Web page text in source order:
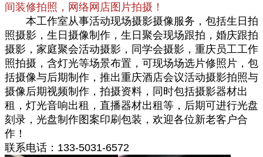
间装修拍照，网络网店图片拍摄！
本工作室从事活动现场摄影摄像服务，包括生日拍​‌‌
照摄影，生日摄像制作，生日聚会现场跟拍，婚庆跟拍
摄影，家庭聚会活动摄影，同学会摄影，重庆员工工作
照拍摄，含灯光等场景布置，可现场场选片修照片，包
括摄像与后期制作，推出重庆酒店会议活动摄影拍照与
摄像后期视频制作，拍摄资料，同时包括摄影器材出
租，灯光音响出租，直播器材出租等，后期可进行光盘
刻录，光盘制作图案印刷包装，欢迎各位新老客户合
作！
联系电话：133-5031-6572